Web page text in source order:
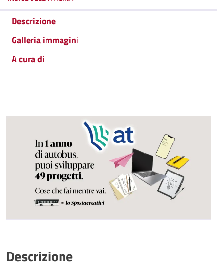
Descrizione
Galleria immagini
A cura di
Descrizione